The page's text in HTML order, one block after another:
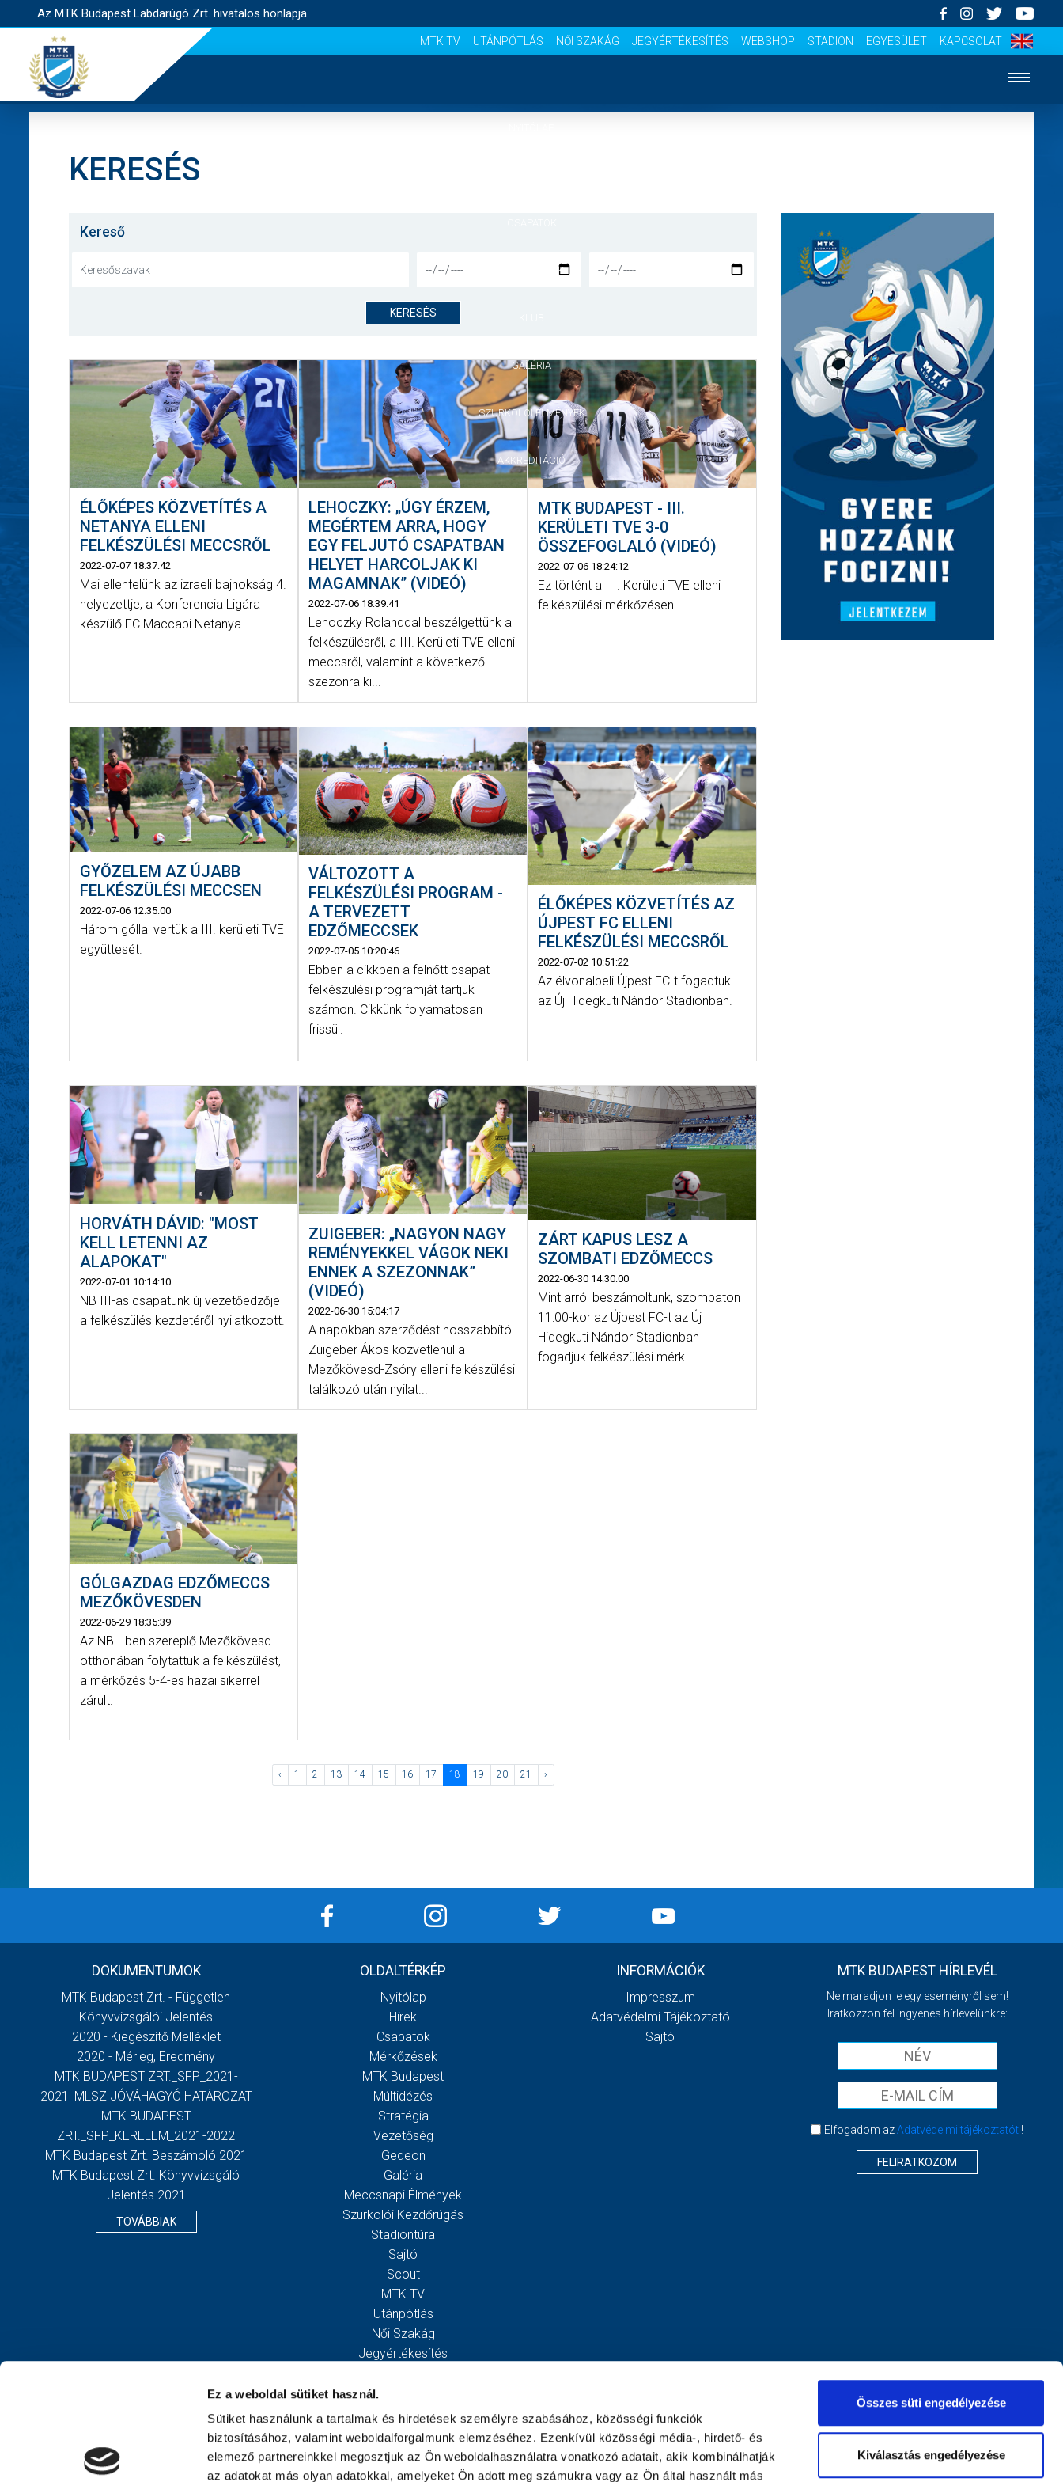
Ez a weboldal sütiket használ.
Sütiket használunk a tartalmak és hirdetések személyre szabásához, közösségi funkciók
biztosításához, valamint weboldalforgalmunk elemzéséhez. Ezenkívül közösségi média-, hirdető- és
elemező partnereinkkel megosztjuk az Ön weboldalhasználatra vonatkozó adatait, akik kombinálhatják
az adatokat más olyan adatokkal, amelyeket Ön adott meg számukra vagy az Ön által használt más
Összes süti engedélyezése
Kiválasztás engedélyezése
Az MTK Budapest Labdarúgó Zrt. hivatalos honlapja
MTK TV UTÁNPÓTLÁS NŐI SZAKÁG JEGYÉRTÉKESÍTÉS WEBSHOP STADION EGYESÜLET KAPCSOLAT
MÉRKŐZÉSEK
GALÉRIA
SZURKOLÓI ÉLMÉNYEK
AKKREDITÁCIÓ
KERESÉS
Kereső
KERESÉS
ÉLŐKÉPES KÖZVETÍTÉS A
NETANYA ELLENI
FELKÉSZÜLÉSI MECCSRŐL
2022-07-07 18:37:42
Mai ellenfelünk az izraeli bajnokság 4.
helyezettje, a Konferencia Ligára
készülő FC Maccabi Netanya.
LEHOCZKY: „ÚGY ÉRZEM,
MEGÉRTEM ARRA, HOGY
EGY FELJUTÓ CSAPATBAN
HELYET HARCOLJAK KI
MAGAMNAK” (VIDEÓ)
2022-07-06 18:39:41
Lehoczky Rolanddal beszélgettünk a
felkészülésről, a III. Kerületi TVE elleni
meccsről, valamint a következő
szezonra ki...
MTK BUDAPEST - III.
KERÜLETI TVE 3-0
ÖSSZEFOGLALÓ (VIDEÓ)
2022-07-06 18:24:12
Ez történt a III. Kerületi TVE elleni
felkészülési mérkőzésen.
GYŐZELEM AZ ÚJABB
FELKÉSZÜLÉSI MECCSEN
2022-07-06 12:35:00
Három góllal vertük a III. kerületi TVE
együttesét.
VÁLTOZOTT A
FELKÉSZÜLÉSI PROGRAM -
A TERVEZETT
EDZŐMECCSEK
2022-07-05 10:20:46
Ebben a cikkben a felnőtt csapat
felkészülési programját tartjuk
számon. Cikkünk folyamatosan
frissül.
ÉLŐKÉPES KÖZVETÍTÉS AZ
ÚJPEST FC ELLENI
FELKÉSZÜLÉSI MECCSRŐL
2022-07-02 10:51:22
Az élvonalbeli Újpest FC-t fogadtuk
az Új Hidegkuti Nándor Stadionban.
HORVÁTH DÁVID: "MOST
KELL LETENNI AZ
ALAPOKAT"
2022-07-01 10:14:10
NB III-as csapatunk új vezetőedzője
a felkészülés kezdetéről nyilatkozott.
ZUIGEBER: „NAGYON NAGY
REMÉNYEKKEL VÁGOK NEKI
ENNEK A SZEZONNAK”
(VIDEÓ)
2022-06-30 15:04:17
A napokban szerződést hosszabbító
Zuigeber Ákos közvetlenül a
Mezőkövesd-Zsóry elleni felkészülési
találkozó után nyilat...
ZÁRT KAPUS LESZ A
SZOMBATI EDZŐMECCS
2022-06-30 14:30:00
Mint arról beszámoltunk, szombaton
11:00-kor az Újpest FC-t az Új
Hidegkuti Nándor Stadionban
fogadjuk felkészülési mérk...
GÓLGAZDAG EDZŐMECCS
MEZŐKÖVESDEN
2022-06-29 18:35:39
Az NB I-ben szereplő Mezőkövesd
otthonában folytattuk a felkészülést,
a mérkőzés 5-4-es hazai sikerrel
zárult.
‹ 1 2 13 14 15 16 17 18 19 20 21 ›
DOKUMENTUMOK
MTK Budapest Zrt. - Független
Könyvvizsgálói Jelentés
2020 - Kiegészítő Melléklet
2020 - Mérleg, Eredmény
MTK BUDAPEST ZRT._SFP_2021-
2021_MLSZ JÓVÁHAGYÓ HATÁROZAT
MTK BUDAPEST
ZRT._SFP_KERELEM_2021-2022
MTK Budapest Zrt. Beszámoló 2021
MTK Budapest Zrt. Könyvvizsgáló
Jelentés 2021
TOVÁBBIAK
OLDALTÉRKÉP
Nyitólap
Hírek
Csapatok
Mérkőzések
MTK Budapest
Múltidézés
Stratégia
Vezetőség
Gedeon
Galéria
Meccsnapi Élmények
Szurkolói Kezdőrúgás
Stadiontúra
Sajtó
Scout
MTK TV
Utánpótlás
Női Szakág
Jegyértékesítés
Egyesület
Kapcsolat
INFORMÁCIÓK
Impresszum
Adatvédelmi Tájékoztató
Sajtó
MTK BUDAPEST HÍRLEVÉL
Ne maradjon le egy eseményről sem!
Iratkozzon fel ingyenes hírlevelünkre:
Elfogadom azAdatvédelmi tájékoztatót !
FELIRATKOZOM